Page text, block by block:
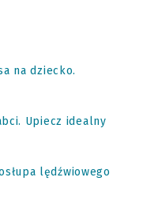
na dziecko.
Upiecz idealny
lędźwiowego